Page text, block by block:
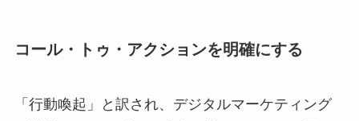
コール・トゥ・アクションを明確にする
「行動喚起」と訳され、デジタルマーケティング